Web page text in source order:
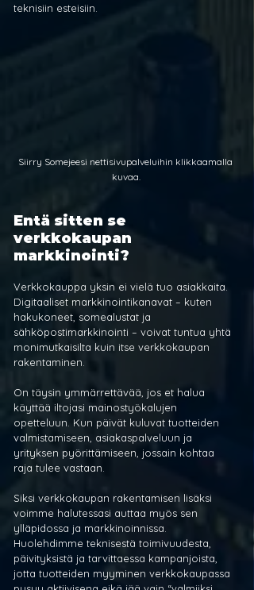
teknisiin esteisiin.
Siirry Somejeesi nettisivupalveluihin klikkaamalla
kuvaa.
Entä sitten se
verkkokaupan
markkinointi?
Verkkokauppa yksin ei vielä tuo asiakkaita.
Digitaaliset markkinointikanavat – kuten
hakukoneet, somealustat ja
sähköpostimarkkinointi – voivat tuntua yhtä
monimutkaisilta kuin itse verkkokaupan
rakentaminen.
On täysin ymmärrettävää, jos et halua
käyttää iltojasi mainostyökalujen
opetteluun. Kun päivät kuluvat tuotteiden
valmistamiseen, asiakaspalveluun ja
yrityksen pyörittämiseen, jossain kohtaa
raja tulee vastaan.
Siksi verkkokaupan rakentamisen lisäksi
voimme halutessasi auttaa myös sen
ylläpidossa ja markkinoinnissa.
Huolehdimme teknisestä toimivuudesta,
päivityksistä ja tarvittaessa kampanjoista,
jotta tuotteiden myyminen verkkokaupassa